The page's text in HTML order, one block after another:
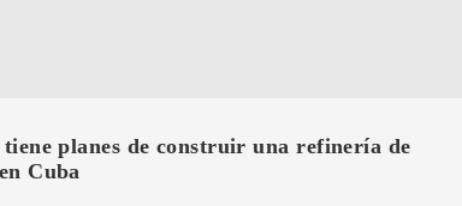
tiene planes de construir una refinería de
Cuba